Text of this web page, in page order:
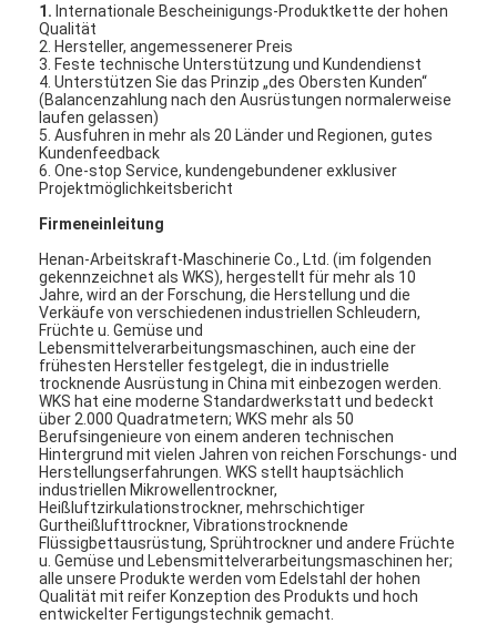
1. Internationale Bescheinigungs-Produktkette der hohen
Qualität
2. Hersteller, angemessenerer Preis
3. Feste technische Unterstützung und Kundendienst
4. Unterstützen Sie das Prinzip „des Obersten Kunden“
(Balancenzahlung nach den Ausrüstungen normalerweise
laufen gelassen)
5. Ausfuhren in mehr als 20 Länder und Regionen, gutes
Kundenfeedback
6. One-stop Service, kundengebundener exklusiver
Projektmöglichkeitsbericht
Firmeneinleitung
Henan-Arbeitskraft-Maschinerie Co., Ltd. (im folgenden
gekennzeichnet als WKS), hergestellt für mehr als 10
Jahre, wird an der Forschung, die Herstellung und die
Verkäufe von verschiedenen industriellen Schleudern,
Früchte u. Gemüse und
Lebensmittelverarbeitungsmaschinen, auch eine der
frühesten Hersteller festgelegt, die in industrielle
trocknende Ausrüstung in China mit einbezogen werden.
WKS hat eine moderne Standardwerkstatt und bedeckt
über 2.000 Quadratmetern; WKS mehr als 50
Berufsingenieure von einem anderen technischen
Hintergrund mit vielen Jahren von reichen Forschungs- und
Herstellungserfahrungen. WKS stellt hauptsächlich
industriellen Mikrowellentrockner,
Heißluftzirkulationstrockner, mehrschichtiger
Gurtheißlufttrockner, Vibrationstrocknende
Flüssigbettausrüstung, Sprühtrockner und andere Früchte
u. Gemüse und Lebensmittelverarbeitungsmaschinen her;
alle unsere Produkte werden vom Edelstahl der hohen
Qualität mit reifer Konzeption des Produkts und hoch
entwickelter Fertigungstechnik gemacht.